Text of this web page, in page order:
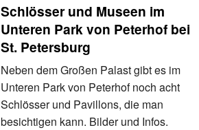
Schlösser und Museen im
Unteren Park von Peterhof bei
St. Petersburg
Neben dem Großen Palast gibt es im
Unteren Park von Peterhof noch acht
Schlösser und Pavillons, die man
besichtigen kann. Bilder und Infos.